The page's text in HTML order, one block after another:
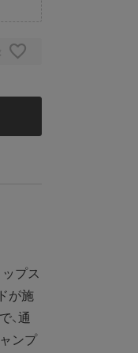
プス
が施
、通
ンプ